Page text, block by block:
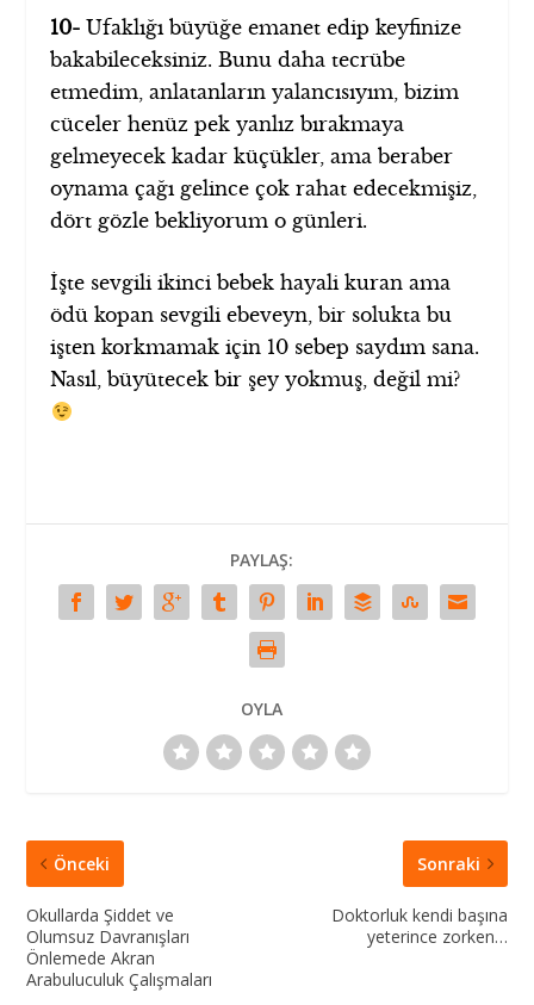
10- Ufaklığı büyüğe emanet edip keyfinize
bakabileceksiniz. Bunu daha tecrübe
etmedim, anlatanların yalancısıyım, bizim
cüceler henüz pek yanlız bırakmaya
gelmeyecek kadar küçükler, ama beraber
oynama çağı gelince çok rahat edecekmişiz,
dört gözle bekliyorum o günleri.
İşte sevgili ikinci bebek hayali kuran ama
ödü kopan sevgili ebeveyn, bir solukta bu
işten korkmamak için 10 sebep saydım sana.
Nasıl, büyütecek bir şey yokmuş, değil mi?
PAYLAŞ:
OYLA
Önceki
Okullarda Şiddet ve
Olumsuz Davranışları
Önlemede Akran
Arabuluculuk Çalışmaları
Sonraki
Doktorluk kendi başına
yeterince zorken…